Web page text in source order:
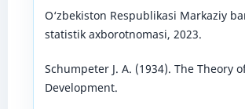
O‘zbekiston Respublikasi Markaziy
statistik axborotnomasi, 2023.
Schumpeter J. A. (1934). The Theory
Development.